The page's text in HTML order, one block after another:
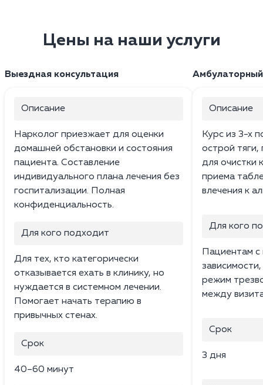
Цены на наши услуги
Выездная консультация
Описание
Нарколог приезжает для оценки
домашней обстановки и состояния
пациента. Составление
индивидуального плана лечения без
госпитализации. Полная
конфиденциальность.
Для кого подходит
Для тех, кто категорически
отказывается ехать в клинику, но
нуждается в системном лечении.
Помогает начать терапию в
привычных стенах.
Срок
40–60 минут
Описание
Курс из 3-х
острой тяги,
для очистки
приема
влечения к
Для кого
Пациентам с
режим
между
Срок
3 дня